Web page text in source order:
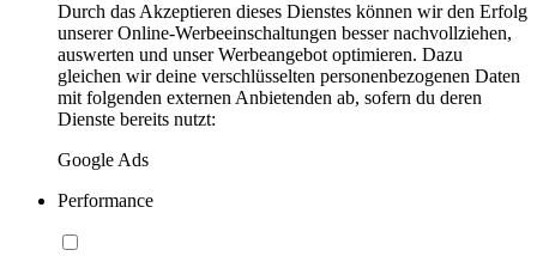
Durch das Akzeptieren dieses Dienstes können wir den Erfolg
unserer Online-Werbeeinschaltungen besser nachvollziehen,
auswerten und unser Werbeangebot optimieren. Dazu
gleichen wir deine verschlüsselten personenbezogenen Daten
mit folgenden externen Anbietenden ab, sofern du deren
Dienste bereits nutzt:
Google Ads
Performance